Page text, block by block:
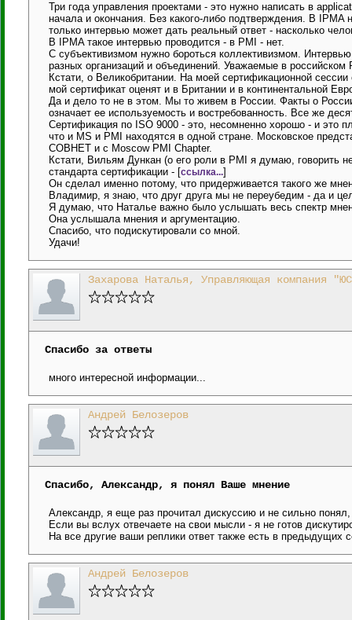
Три года управления проектами - это нужно написать в
начала и окончания. Без какого-либо подтверждения. В
только интервью может дать реальный ответ - насколько
В IPMA такое интервью проводится - в PMI - нет.
С субъективизмом нужно бороться коллективизмом.
разных организаций и объединений. Уважаемые в
Кстати, о Великобритании. На моей сертификационной
мой сертификат оценят и в Британии и в континентальной
Да и дело то не в этом. Мы то живем в России. Факты о
означает ее используемость и востребованность. Все же
Сертификация по ISO 9000 - это, несомненно хорошо - и это
что и MS и PMI находятся в одной стране. Московское
СОВНЕТ и с Moscow PMI Chapter.
Кстати, Вильям Дункан (о его роли в PMI я думаю, говорить
стандарта сертификации - [ссылка...]
Он сделал именно потому, что придерживается такого же
Владимир, я знаю, что друг друга мы не переубедим - да и
Я думаю, что Наталье важно было услышать весь спектр
Она услышала мнения и аргументацию.
Спасибо, что подискутировали со мной.
Удачи!
Захарова Наталья, Управляющая компания
Спасибо за ответы
много интересной информации...
Андрей Белозеров
Спасибо, Александр, я понял Ваше мнение
Александр, я еще раз прочитал дискуссию и не сильно
Если вы вслух отвечаете на свои мысли - я не готов
На все другие ваши реплики ответ также есть в предыдущих
Андрей Белозеров